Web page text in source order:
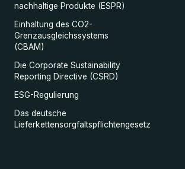
nachhaltige Produkte (ESPR)
Einhaltung des CO2-
Grenzausgleichssystems
(CBAM)
Die Corporate Sustainability
Reporting Directive (CSRD)
ESG-Regulierung
Das deutsche
Lieferkettensorgfaltspflichtengesetz